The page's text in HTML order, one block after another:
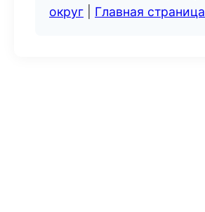
округ
Главная страница